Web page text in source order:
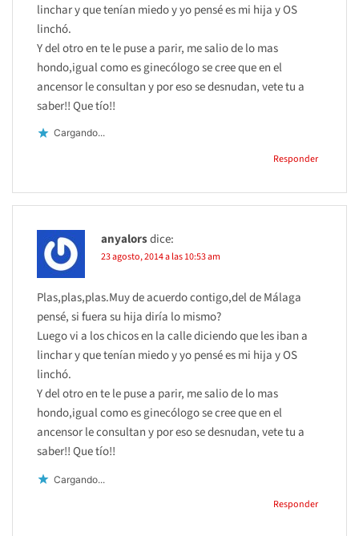
linchar y que tenían miedo y yo pensé es mi hija y OS
linchó.
Y del otro en te le puse a parir, me salio de lo mas
hondo,igual como es ginecólogo se cree que en el
ancensor le consultan y por eso se desnudan, vete tu a
saber!! Que tío!!
Cargando...
Responder
anyalorsdice:
23 agosto, 2014 a las 10:53 am
Plas,plas,plas.Muy de acuerdo contigo,del de Málaga
pensé, si fuera su hija diría lo mismo?
Luego vi a los chicos en la calle diciendo que les iban a
linchar y que tenían miedo y yo pensé es mi hija y OS
linchó.
Y del otro en te le puse a parir, me salio de lo mas
hondo,igual como es ginecólogo se cree que en el
ancensor le consultan y por eso se desnudan, vete tu a
saber!! Que tío!!
Cargando...
Responder